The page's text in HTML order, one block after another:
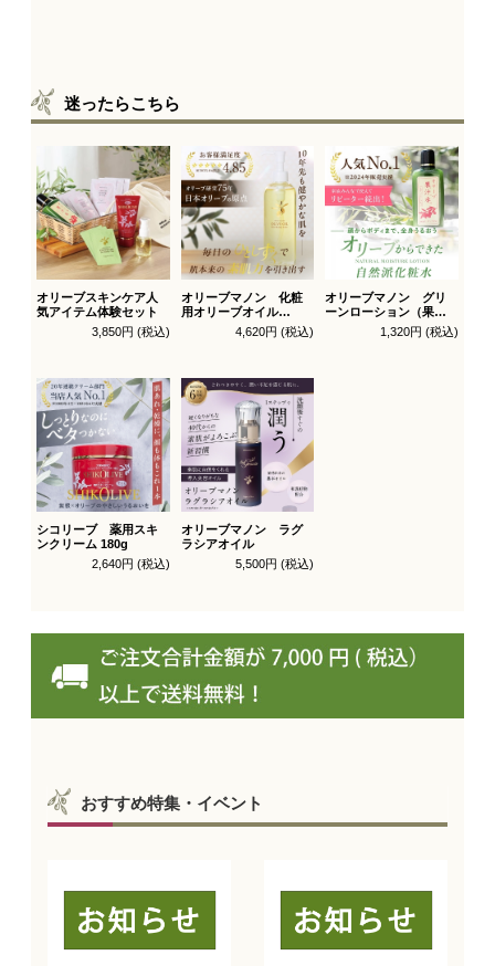
迷ったらこちら
オリーブスキンケア人
気アイテム体験セット
3,850円 (税込)
オリーブマノン 化粧
用オリーブオイル
4,620円 (税込)
オリーブマノン グリ
ーンローション（果汁
1,320円 (税込)
シコリーブ 薬用スキ
ンクリーム 180g
2,640円 (税込)
オリーブマノン ラグ
ラシアオイル
5,500円 (税込)